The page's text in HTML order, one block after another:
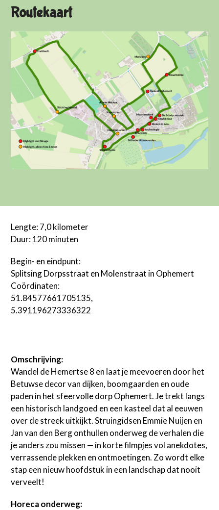
Routekaart
Lengte: 7,0 kilometer
Duur: 120 minuten
Begin- en eindpunt:
Splitsing Dorpsstraat en Molenstraat in Ophemert
Coördinaten:
51.84577661705135,
5.391196273336322
Omschrijving:
Wandel de Hemertse 8 en laat je meevoeren door het
Betuwse decor van dijken, boomgaarden en oude
paden in het sfeervolle dorp Ophemert. Je trekt langs
een historisch landgoed en een kasteel dat al eeuwen
over de streek uitkijkt. Struingidsen Emmie Nuijen en
Jan van den Berg onthullen onderweg de verhalen die
je anders zou missen — in korte filmpjes vol anekdotes,
verrassende plekken en ontmoetingen. Zo wordt elke
stap een nieuw hoofdstuk in een landschap dat nooit
verveelt!
Horeca onderweg:
en